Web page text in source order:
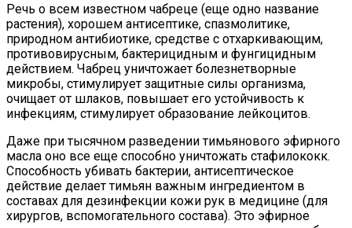
Речь о всем известном чабреце (еще одно название
растения), хорошем антисептике, спазмолитике,
природном антибиотике, средстве с отхаркивающим,
противовирусным, бактерицидным и фунгицидным
действием. Чабрец уничтожает болезнетворные
микробы, стимулирует защитные силы организма,
очищает от шлаков, повышает его устойчивость к
инфекциям, стимулирует образование лейкоцитов.
Даже при тысячном разведении тимьянового эфирного
масла оно все еще способно уничтожать стафилококк.
Способность убивать бактерии, антисептическое
действие делает тимьян важным ингредиентом в
составах для дезинфекции кожи рук в медицине (для
хирургов, вспомогательного состава). Это эфирное